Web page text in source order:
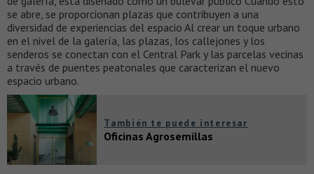
se abre, se proporcionan plazas que contribuyen a una
diversidad de experiencias del espacio Al crear un toque urbano
en el nivel de la galería, las plazas, los callejones y los
senderos se conectan con el Central Park y las parcelas vecinas
a través de puentes peatonales que caracterizan el nuevo
espacio urbano.
También te puede interesar
Oficinas Agrosemillas